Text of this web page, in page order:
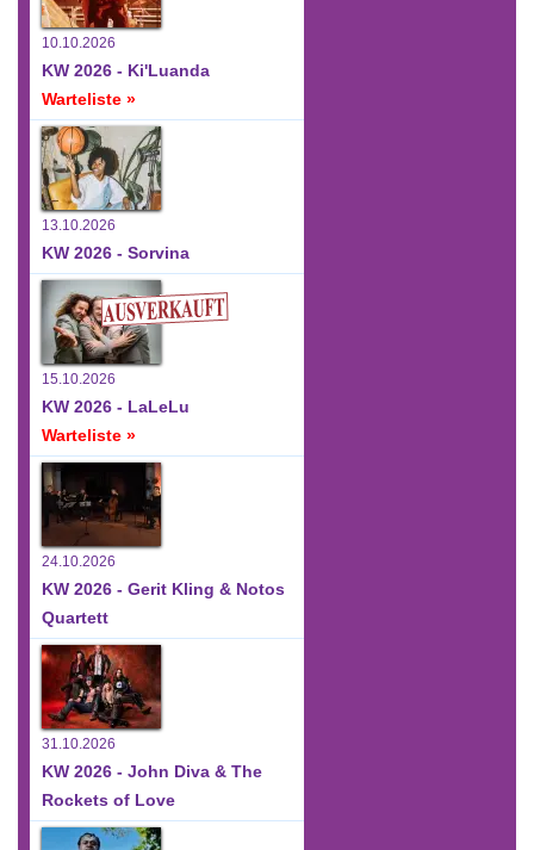
10.10.2026
KW 2026 - Ki'Luanda
Warteliste »
13.10.2026
KW 2026 - Sorvina
15.10.2026
KW 2026 - LaLeLu
Warteliste »
24.10.2026
KW 2026 - Gerit Kling & Notos
Quartett
31.10.2026
KW 2026 - John Diva & The
Rockets of Love